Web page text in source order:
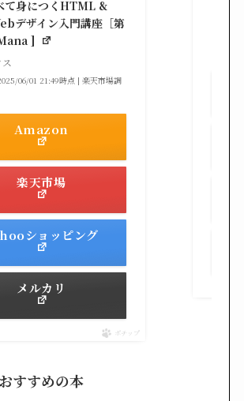
て身につくHTML &
デザイン入門講座［第
]
06/01 21:49時点 | 楽天市場調
Amazon
楽天市場
ショッピング
メルカリ
ポチップ
すすめの本